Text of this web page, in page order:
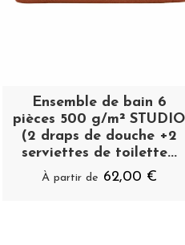
Ensemble de bain 6
pièces 500 g/m² STUDIO
(2 draps de douche +2
serviettes de toilette...
À partir de 62,00 €